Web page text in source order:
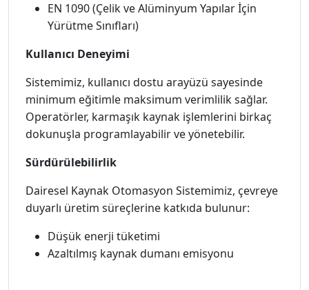
EN 1090 (Çelik ve Alüminyum Yapılar İçin
Yürütme Sınıfları)
Kullanıcı Deneyimi
Sistemimiz, kullanıcı dostu arayüzü sayesinde
minimum eğitimle maksimum verimlilik sağlar.
Operatörler, karmaşık kaynak işlemlerini birkaç
dokunuşla programlayabilir ve yönetebilir.
Sürdürülebilirlik
Dairesel Kaynak Otomasyon Sistemimiz, çevreye
duyarlı üretim süreçlerine katkıda bulunur:
Düşük enerji tüketimi
Azaltılmış kaynak dumanı emisyonu